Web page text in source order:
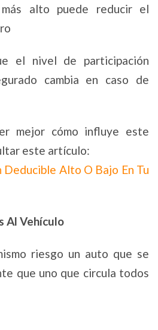
alto puede reducir el
el nivel de participación
cambia en caso de
mejor cómo influye este
este artículo:
Deducible Alto O Bajo En Tu
Al Vehículo
riesgo un auto que se
que uno que circula todos